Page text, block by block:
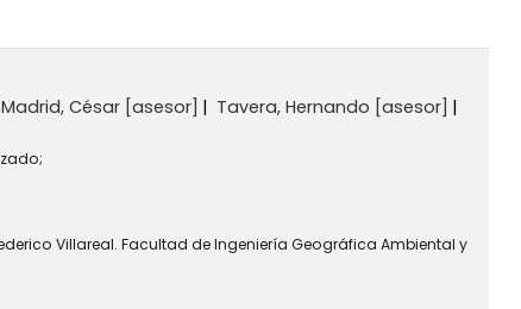
César[asesor] Tavera, Hernando [asesor]
Villareal. Facultad de Ingeniería Geográfica Ambiental y